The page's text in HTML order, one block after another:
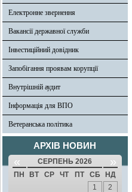
Електронне звернення
Вакансії державної служби
Інвестиційний довідник
Запобігання проявам корупції
Внутрішній аудит
Інформація для ВПО
Ветеранська політика
АРХІВ НОВИН
« СЕРПЕНЬ 2026 »
ПН ВТ СР ЧТ ПТ СБ
НД
1
2